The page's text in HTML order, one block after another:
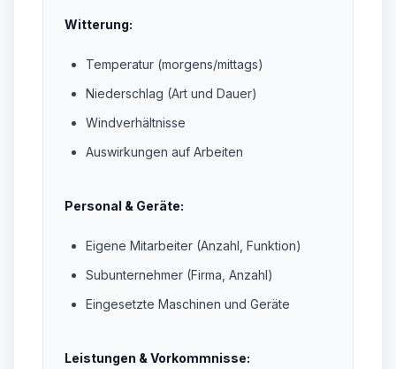
Witterung:
Temperatur (morgens/mittags)
Niederschlag (Art und Dauer)
Windverhältnisse
Auswirkungen auf Arbeiten
Personal & Geräte:
Eigene Mitarbeiter (Anzahl, Funktion)
Subunternehmer (Firma, Anzahl)
Eingesetzte Maschinen und Geräte
Leistungen & Vorkommnisse: